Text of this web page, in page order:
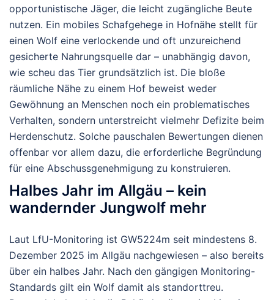
opportunistische Jäger, die leicht zugängliche Beute
nutzen. Ein mobiles Schafgehege in Hofnähe stellt für
einen Wolf eine verlockende und oft unzureichend
gesicherte Nahrungsquelle dar – unabhängig davon,
wie scheu das Tier grundsätzlich ist. Die bloße
räumliche Nähe zu einem Hof beweist weder
Gewöhnung an Menschen noch ein problematisches
Verhalten, sondern unterstreicht vielmehr Defizite beim
Herdenschutz. Solche pauschalen Bewertungen dienen
offenbar vor allem dazu, die erforderliche Begründung
für eine Abschussgenehmigung zu konstruieren.
Halbes Jahr im Allgäu – kein
wandernder Jungwolf mehr
Laut LfU-Monitoring ist GW5224m seit mindestens 8.
Dezember 2025 im Allgäu nachgewiesen – also bereits
über ein halbes Jahr. Nach den gängigen Monitoring-
Standards gilt ein Wolf damit als standorttreu.